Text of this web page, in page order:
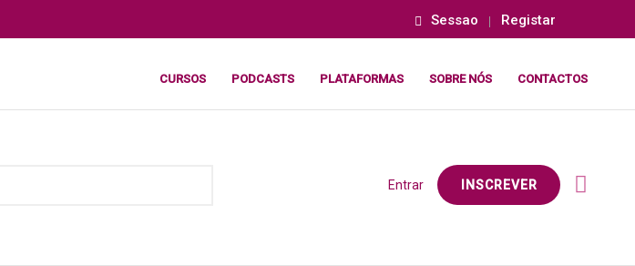
Sessao Registar
CURSOS PODCASTS PLATAFORMAS SOBRE NÓS CONTACTOS
Entrar INSCREVER